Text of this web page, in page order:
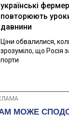
українські
повторюють
давнини
Ціни обвалилися,
зрозуміло, що Росія
порти